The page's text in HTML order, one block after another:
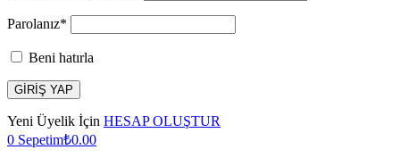
Parolanız*
Beni hatırla
Yeni Üyelik İçin HESAP OLUŞTUR
0 Sepetim₺0.00